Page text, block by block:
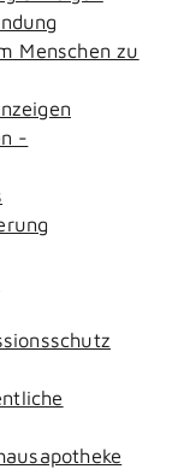
Menschen zu
-